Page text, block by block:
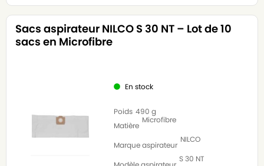
Sacs aspirateur NILCO S 30 NT – Lot de 10
sacs en Microfibre
En stock
Poids 490 g
Matière
Microfibre
Marque aspirateur
NILCO
S 30 NT